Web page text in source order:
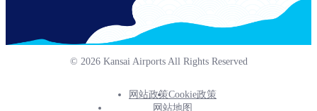
© 2026 Kansai Airports All Rights Reserved
Footer
网站政策Cookie政策
网站地图